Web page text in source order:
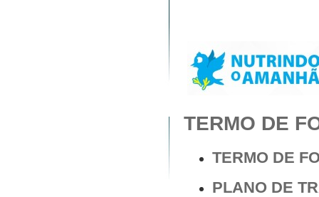
TERMO DE
TERMO DE
PLANO DE